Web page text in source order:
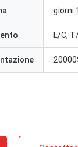
giorni
L/C,